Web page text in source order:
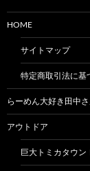
HOME
サイトマップ
特定商取引法に基
らーめん大好き田中
アウトドア
巨大トミカタウン